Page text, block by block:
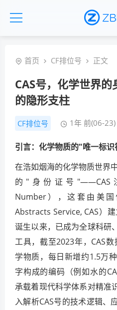
首页 CF排位号 正文
CAS号，化学世界
的隐形支柱
CF排位号 1年 前(06-23)
引言：化学物质的"唯一标
在浩如烟海的化学物质世界
的"身份证号"——CAS
Number），这套由美
Abstracts Service, CAS）
诞生以来，已成为全球科研
工具，截至2023年，CAS
学物质，每日新增约1.5万
字构成的编码（例如水的
承载着现代科学体系对精准
入解析CAS号的技术逻辑、